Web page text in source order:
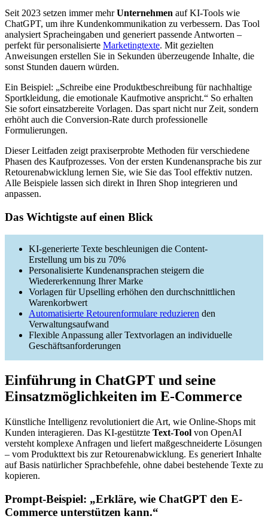
Seit 2023 setzen immer mehrUnternehmen auf KI-Tools wie
ChatGPT, um ihre Kundenkommunikation zu verbessern. Das Tool
analysiert Spracheingaben und generiert passende Antworten –
perfekt für personalisierte Marketingtexte. Mit gezielten
Anweisungen erstellen Sie in Sekunden überzeugende Inhalte, die
sonst Stunden dauern würden.
Ein Beispiel: „Schreibe eine Produktbeschreibung für nachhaltige
Sportkleidung, die emotionale Kaufmotive anspricht.“ So erhalten
Sie sofort einsatzbereite Vorlagen. Das spart nicht nur Zeit, sondern
erhöht auch die Conversion-Rate durch professionelle
Formulierungen.
Dieser Leitfaden zeigt praxiserprobte Methoden für verschiedene
Phasen des Kaufprozesses. Von der ersten Kundenansprache bis zur
Retourenabwicklung lernen Sie, wie Sie das Tool effektiv nutzen.
Alle Beispiele lassen sich direkt in Ihren Shop integrieren und
anpassen.
Das Wichtigste auf einen Blick
KI-generierte Texte beschleunigen die Content-
Erstellung um bis zu 70%
Personalisierte Kundenansprachen steigern die
Wiedererkennung Ihrer Marke
Vorlagen für Upselling erhöhen den durchschnittlichen
Warenkorbwert
Automatisierte Retourenformulare reduzieren den
Verwaltungsaufwand
Flexible Anpassung aller Textvorlagen an individuelle
Geschäftsanforderungen
Einführung in ChatGPT und seine
Einsatzmöglichkeiten im E-Commerce
Künstliche Intelligenz revolutioniert die Art, wie Online-Shops mit
Kunden interagieren. Das KI-gestützte Text-Tool von OpenAI
versteht komplexe Anfragen und liefert maßgeschneiderte Lösungen
– vom Produkttext bis zur Retourenabwicklung. Es generiert Inhalte
auf Basis natürlicher Sprachbefehle, ohne dabei bestehende Texte zu
kopieren.
Prompt-Beispiel: „Erkläre, wie ChatGPT den E-
Commerce unterstützen kann.“